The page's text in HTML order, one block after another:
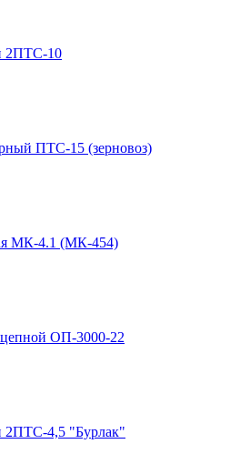
2ПТС-10
ПТС-15 (зерновоз)
МК-4.1 (МК-454)
ОП-3000-22
2ПТС-4,5 "Бурлак"